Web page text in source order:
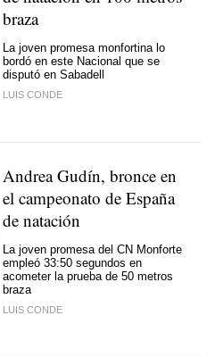
braza
La joven promesa monfortina lo
bordó en este Nacional que se
disputó en Sabadell
LUIS CONDE
Andrea Gudín, bronce en
el campeonato de España
de natación
La joven promesa del CN Monforte
empleó 33:50 segundos en
acometer la prueba de 50 metros
braza
LUIS CONDE